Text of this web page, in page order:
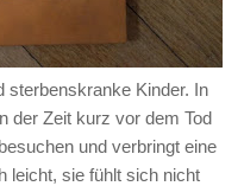
sterbenskranke Kinder. In
der Zeit kurz vor dem Tod
und verbringt eine
leicht, sie fühlt sich nicht